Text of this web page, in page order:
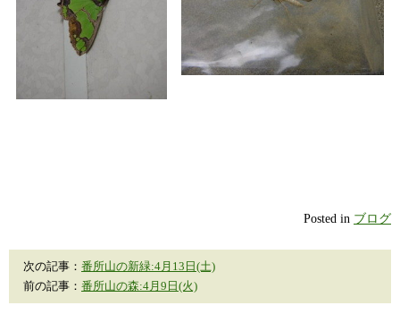
Posted in ブログ
次の記事： 番所山の新緑:4月13日(土)
前の記事： 番所山の森:4月9日(火)